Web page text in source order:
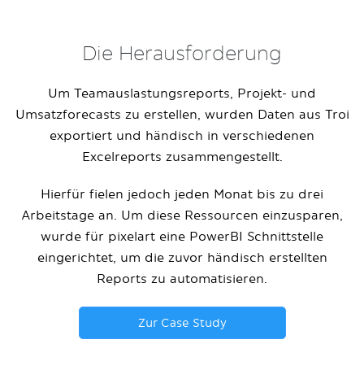
Die Herausforderung
Um Teamauslastungsreports, Projekt- und
Umsatzforecasts zu erstellen, wurden Daten aus Troi
exportiert und händisch in verschiedenen
Excelreports zusammengestellt.
Hierfür fielen jedoch jeden Monat bis zu drei
Arbeitstage an. Um diese Ressourcen einzusparen,
wurde für pixelart eine PowerBI Schnittstelle
eingerichtet, um die zuvor händisch erstellten
Reports zu automatisieren.
Zur Case Study